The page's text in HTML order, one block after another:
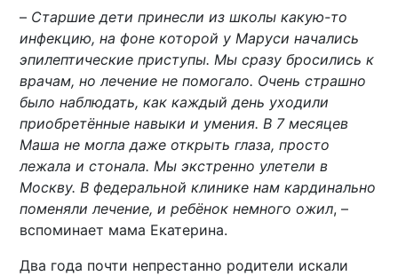
– Старшие дети принесли из школы какую-то
инфекцию, на фоне которой у Маруси начались
эпилептические приступы. Мы сразу бросились к
врачам, но лечение не помогало. Очень страшно
было наблюдать, как каждый день уходили
приобретённые навыки и умения. В 7 месяцев
Маша не могла даже открыть глаза, просто
лежала и стонала. Мы экстренно улетели в
Москву. В федеральной клинике нам кардинально
поменяли лечение, и ребёнок немного ожил, –
вспоминает мама Екатерина.
Два года почти непрестанно родители искали